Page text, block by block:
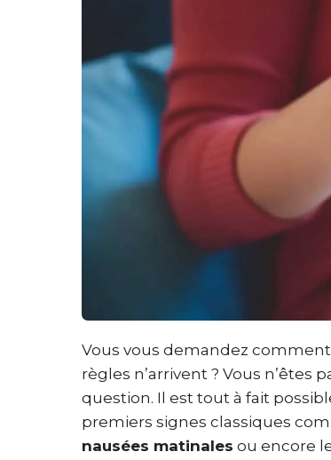
Vous vous demandez
règles n’arrivent ? Vous
question. Il est tout à fait
premiers signes classiques
nausées matinales ou encore